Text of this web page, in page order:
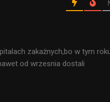
zakażnych,bo w tym
od wrzesnia dostali